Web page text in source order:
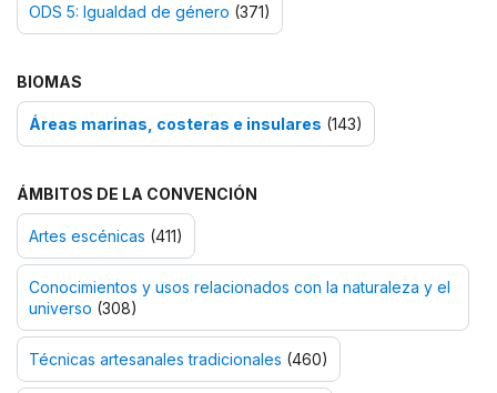
ODS 5: Igualdad de género (371)
BIOMAS
Áreas marinas, costeras e insulares (143)
ÁMBITOS DE LA CONVENCIÓN
Artes escénicas (411)
Conocimientos y usos relacionados con la naturaleza y el
universo (308)
Técnicas artesanales tradicionales (460)